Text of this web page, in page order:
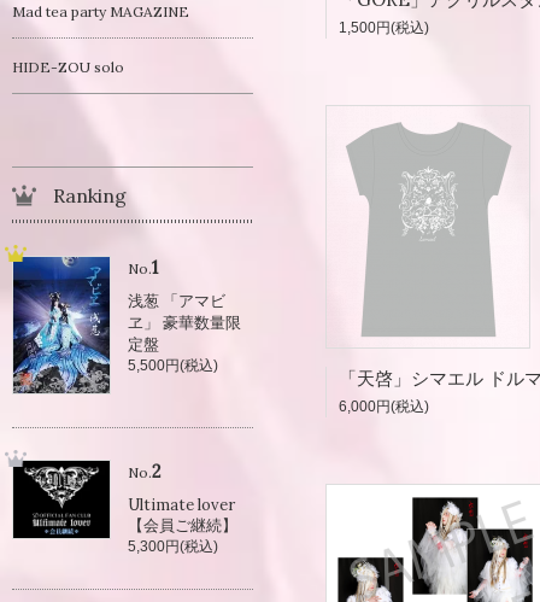
1,500円(税込)
6,000円(税込)
Mad tea party MAGAZINE
HIDE-ZOU solo
Ranking
No.1
浅葱 「アマビ
ヱ」 豪華数量限
定盤
5,500円(税込)
No.2
Ultimate lover
【会員ご継続】
5,300円(税込)